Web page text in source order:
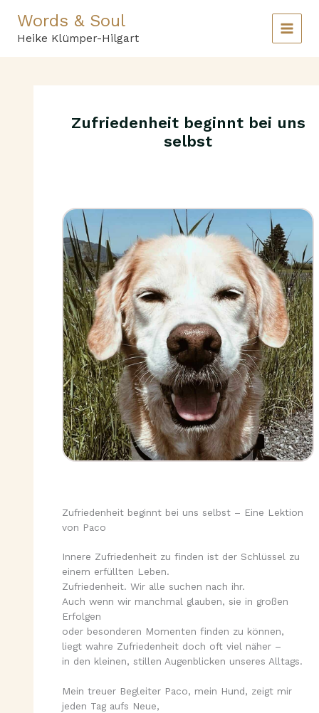
Inhalt
springen
Words & Soul
Heike Klümper-Hilgart
Zufriedenheit beginnt bei uns
selbst
Zufriedenheit beginnt bei uns selbst – Eine Lektion
von Paco
Innere Zufriedenheit zu finden ist der Schlüssel zu
einem erfüllten Leben.
Zufriedenheit. Wir alle suchen nach ihr.
Auch wenn wir manchmal glauben, sie in großen
Erfolgen
oder besonderen Momenten finden zu können,
liegt wahre Zufriedenheit doch oft viel näher –
in den kleinen, stillen Augenblicken unseres Alltags.
Mein treuer Begleiter Paco, mein Hund, zeigt mir
jeden Tag aufs Neue,